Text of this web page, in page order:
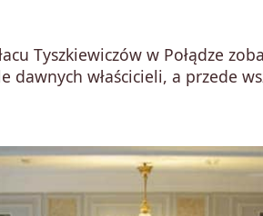
Tyszkiewiczów w Połądze
właścicieli, a przede